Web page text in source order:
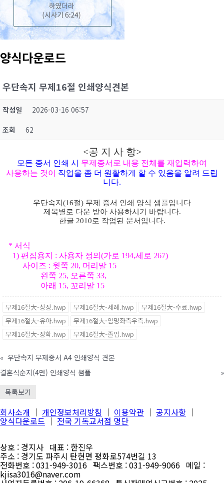
양식다운로드
우단속지 무제16절 인쇄양식견본
작성일
2026-03-16 06:57
조회
62
<공 지 사 항>
모든 증서 인쇄 시 무제증서로 내용 전체를 재입력하여
사용하는 것이
작업을 좀 더 원활하게 할 수 있음을 알려 드립
니다.
우단속지(16절) 무제 증서 인쇄 양식 샘플입니다
제목별로 다운 받아 사용하시기 바랍니다.
한글 2010로 작업된 문서입니다.
* 서식
1) 편집용지 : 사용자 정의(가로 194,세로 267)
사이즈 : 윗쪽 20, 머리말 15
왼쪽 25, 오른쪽 33,
아래 15, 꼬리말 15
무제16절大-상장.hwp 무제16절大-세례.hwp
무제16절大-수료.hwp
무제16절大-유아.hwp
무제16절大-임명좌측우측.hwp
무제16절大-장학.hwp
무제16절大-졸업.hwp
« 우단속지 무제증서 A4 인쇄양식 견본
결혼식순지(4면) 인쇄양식 샘플
»
목록보기
회사소개 │ 개인정보처리방침 │ 이용약관 │ 공지사항 │
양식다운로드 │ 전국 기독교서점 명단
상호 : 경지사 대표 : 한진우
주소 : 경기도 파주시 탄현면 평화로574번길 13
전화번호 : 031-949-3016 팩스번호 : 031-949-9066 메일 :
kjisa3016@naver.com